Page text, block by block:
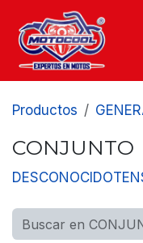
Ir al contenido
Productos
CONJUNTO
DESCONOCIDO